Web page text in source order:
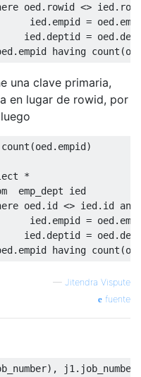
oed. rowid <> ied.
ied
. empid = oed.
ied
. deptid = oed.
. empid having count (
una clave primaria,
en lugar de rowid, por
count (oed. empid)
*
  emp_dept ied
oed. id <> ied. id and
ied
. empid = oed.
ied
. deptid = oed.
. empid having count (
— Jitendra Vispute
fuente
), j1 . job_number